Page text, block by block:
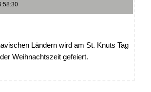
Ländern wird am St. Knuts Tag
Weihnachtszeit gefeiert.